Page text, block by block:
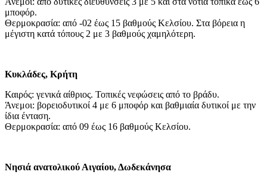
μποφόρ.
Θερμοκρασία: από -02 έως 15 βαθμούς Κελσίου. Στα βόρεια η
μέγιστη κατά τόπους 2 με 3 βαθμούς χαμηλότερη.
Κυκλάδες, Κρήτη
Καιρός: γενικά αίθριος. Τοπικές νεφώσεις από το βράδυ.
Άνεμοι: βορειοδυτικοί 4 με 6 μποφόρ και βαθμιαία δυτικοί με την
ίδια ένταση.
Θερμοκρασία: από 09 έως 16 βαθμούς Κελσίου.
Νησιά ανατολικού Αιγαίου, Δωδεκάνησα